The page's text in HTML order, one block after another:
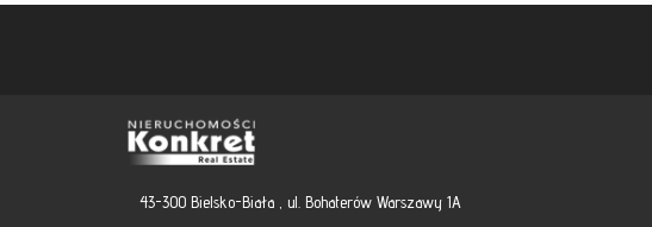
43-300 Bielsko-Biała , ul. Bohaterów Warszawy 1A